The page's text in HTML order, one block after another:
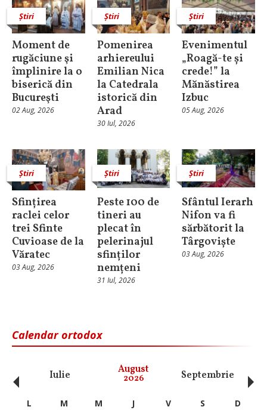
Știri
Moment de
rugăciune şi
împlinire la o
biserică din
Bucureşti
02 Aug, 2026
Știri
Pomenirea
arhiereului
Emilian Nica
la Catedrala
istorică din
Arad
30 Iul, 2026
Știri
Evenimentul
„Roagă-te și
crede!” la
Mănăstirea
Izbuc
05 Aug, 2026
Știri
Sfințirea
raclei celor
trei Sfinte
Cuvioase de la
Văratec
03 Aug, 2026
Știri
Peste 100 de
tineri au
plecat în
pelerinajul
sfinților
nemțeni
31 Iul, 2026
Știri
Sfântul Ierarh
Nifon va fi
sărbătorit la
Târgoviște
03 Aug, 2026
Calendar ortodox
Iulie August
2026 Septembrie
‹ L M M J V S
D